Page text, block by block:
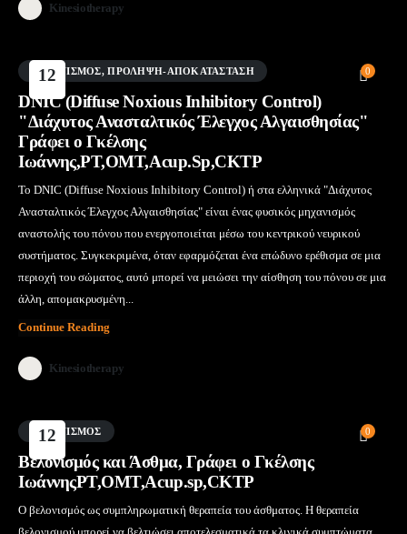
Kinesiotherapy
12 0
ΒΕΛΟΝΙΣΜΌΣ,ΠΡΌΛΗΨΗ-ΑΠΟΚΑΤΆΣΤΑΣΗ
DNIC (Diffuse Noxious Inhibitory Control)
"Διάχυτος Ανασταλτικός Έλεγχος Αλγαισθησίας"
Γράφει ο Γκέλσης
Ιωάννης,PT,OMT,Acup.Sp,CKTP
Το DNIC (Diffuse Noxious Inhibitory Control) ή στα ελληνικά "Διάχυτος
Ανασταλτικός Έλεγχος Αλγαισθησίας" είναι ένας φυσικός μηχανισμός
αναστολής του πόνου που ενεργοποιείται μέσω του κεντρικού νευρικού
συστήματος. Συγκεκριμένα, όταν εφαρμόζεται ένα επώδυνο ερέθισμα σε μια
περιοχή του σώματος, αυτό μπορεί να μειώσει την αίσθηση του πόνου σε μια
άλλη, απομακρυσμένη...
Continue Reading
Kinesiotherapy
12 0
ΒΕΛΟΝΙΣΜΌΣ
Βελονισμός και Άσθμα, Γράφει ο Γκέλσης
ΙωάννηςPT,OMT,Acup.sp,CKTP
Ο βελονισμός ως συμπληρωματική θεραπεία του άσθματος. Η θεραπεία